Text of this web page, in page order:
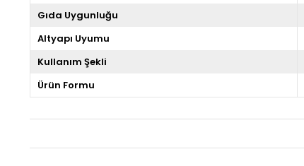
Gıda Uygunluğu
Altyapı Uyumu
Kullanım Şekli
Ürün Formu